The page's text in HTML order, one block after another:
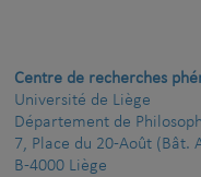
Centre de recherches
Université de Liège
Département de
7, Place du 20-Août (Bât.
B-4000 Liège